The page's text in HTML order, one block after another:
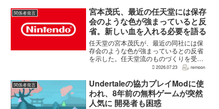
を評価する「週刊ファミ通」の企画だ。
合計40点満...
関係者発言
宮本茂氏、最近の任天堂には保存
会のような色が強まっていると反
省。新しい血を入れる必要を語る
任天堂の宮本茂氏が、最近の同社には保
存会のような色が強まっているとの反省
を示した。任天堂流のものづくりを受け
継ぎつつも、昔ながらの形をそのまま続
必要があるという。週刊ファミ通の創刊
40周年記念インタビュー...
2026.07.23 remoon
関係者発言
Undertaleの協力プレイModに使
われ、8年前の無料ゲームが突然
人気に 開発者も困惑